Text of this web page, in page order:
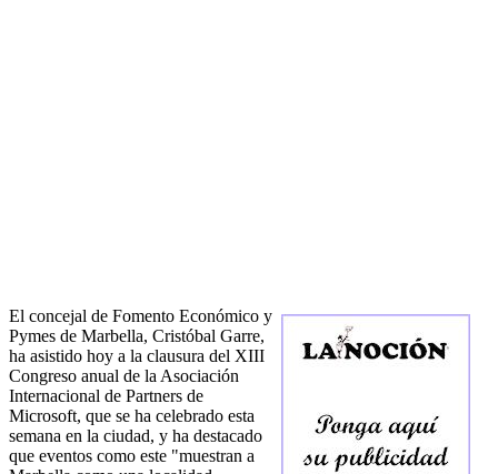
El concejal de Fomento Económico y
Pymes de Marbella, Cristóbal Garre,
ha asistido hoy a la clausura del XIII
Congreso anual de la Asociación
Internacional de Partners de
Microsoft, que se ha celebrado esta
semana en la ciudad, y ha destacado
que eventos como este "muestran a